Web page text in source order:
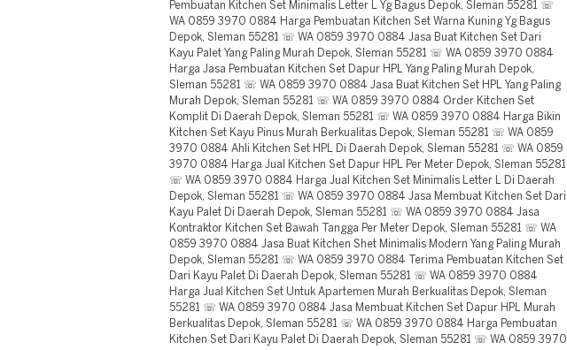
Pembuatan Kitchen Set Minimalis Letter L Yg Bagus Depok, Sleman 55281 ☏
WA 0859 3970 0884 Harga Pembuatan Kitchen Set Warna Kuning Yg Bagus
Depok, Sleman 55281 ☏ WA 0859 3970 0884 Jasa Buat Kitchen Set Dari
Kayu Palet Yang Paling Murah Depok, Sleman 55281 ☏ WA 0859 3970 0884
Harga Jasa Pembuatan Kitchen Set Dapur HPL Yang Paling Murah Depok,
Sleman 55281 ☏ WA 0859 3970 0884 Jasa Buat Kitchen Set HPL Yang Paling
Murah Depok, Sleman 55281 ☏ WA 0859 3970 0884 Order Kitchen Set
Komplit Di Daerah Depok, Sleman 55281 ☏ WA 0859 3970 0884 Harga Bikin
Kitchen Set Kayu Pinus Murah Berkualitas Depok, Sleman 55281 ☏ WA 0859
3970 0884 Ahli Kitchen Set HPL Di Daerah Depok, Sleman 55281 ☏ WA 0859
3970 0884 Harga Jual Kitchen Set Dapur HPL Per Meter Depok, Sleman 55281
☏ WA 0859 3970 0884 Harga Jual Kitchen Set Minimalis Letter L Di Daerah
Depok, Sleman 55281 ☏ WA 0859 3970 0884 Jasa Membuat Kitchen Set Dari
Kayu Palet Di Daerah Depok, Sleman 55281 ☏ WA 0859 3970 0884 Jasa
Kontraktor Kitchen Set Bawah Tangga Per Meter Depok, Sleman 55281 ☏ WA
0859 3970 0884 Jasa Buat Kitchen Shet Minimalis Modern Yang Paling Murah
Depok, Sleman 55281 ☏ WA 0859 3970 0884 Terima Pembuatan Kitchen Set
Dari Kayu Palet Di Daerah Depok, Sleman 55281 ☏ WA 0859 3970 0884
Harga Jual Kitchen Set Untuk Apartemen Murah Berkualitas Depok, Sleman
55281 ☏ WA 0859 3970 0884 Jasa Membuat Kitchen Set Dapur HPL Murah
Berkualitas Depok, Sleman 55281 ☏ WA 0859 3970 0884 Harga Pembuatan
Kitchen Set Dari Kayu Palet Di Daerah Depok, Sleman 55281 ☏ WA 0859 3970